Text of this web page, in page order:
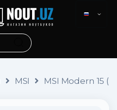
MSI MSI Modern 15